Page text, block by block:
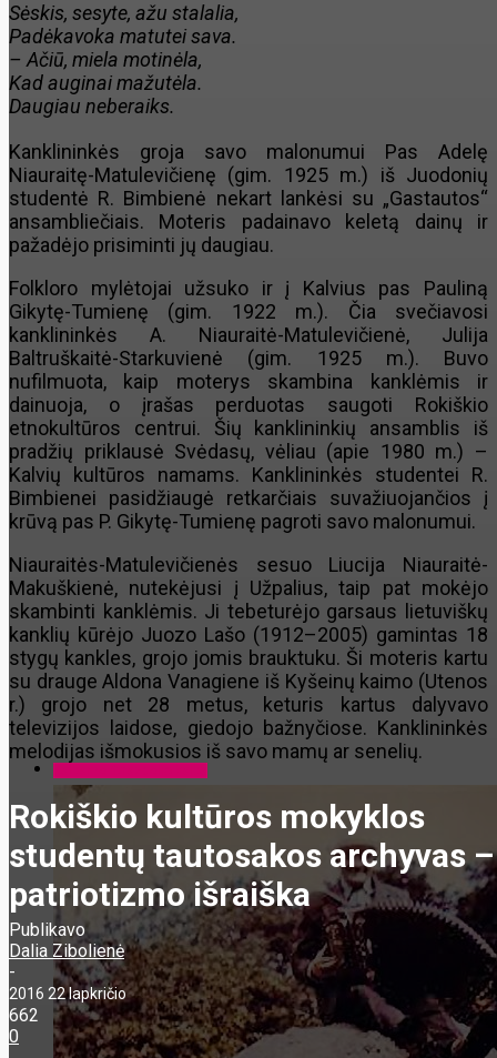
Rokiškio kultūros mokyklos
studentų tautosakos archyvas –
patriotizmo išraiška
Publikavo
Dalia Zibolienė
-
2016 22 lapkričio
662
0
Sėskis, sesyte, ažu stalalia,
Padėkavoka matutei sava.
– Ačiū, miela motinėla,
Kad auginai mažutėla.
Daugiau neberaiks.
Kanklininkės groja savo malonumui Pas Adelę
Niauraitę-Matulevičienę (gim. 1925 m.) iš Juodonių
studentė R. Bimbienė nekart lankėsi su „Gastautos“
ansambliečiais. Moteris padainavo keletą dainų ir
pažadėjo prisiminti jų daugiau.
Folkloro mylėtojai užsuko ir į Kalvius pas Pauliną
Gikytę-Tumienę (gim. 1922 m.). Čia svečiavosi
kanklininkės A. Niauraitė-Matulevičienė, Julija
Baltruškaitė-Starkuvienė (gim. 1925 m.). Buvo
nufilmuota, kaip moterys skambina kanklėmis ir
dainuoja, o įrašas perduotas saugoti Rokiškio
etnokultūros centrui. Šių kanklininkių ansamblis iš
pradžių priklausė Svėdasų, vėliau (apie 1980 m.) –
Kalvių kultūros namams. Kanklininkės studentei R.
Bimbienei pasidžiaugė retkarčiais suvažiuojančios į
krūvą pas P. Gikytę-Tumienę pagroti savo malonumui.
Niauraitės-Matulevičienės sesuo Liucija Niauraitė-
Makuškienė, nutekėjusi į Užpalius, taip pat mokėjo
skambinti kanklėmis. Ji tebeturėjo garsaus lietuviškų
kanklių kūrėjo Juozo Lašo (1912–2005) gamintas 18
stygų kankles, grojo jomis brauktuku. Ši moteris kartu
su drauge Aldona Vanagiene iš Kyšeinų kaimo (Utenos
r.) grojo net 28 metus, keturis kartus dalyvavo
televizijos laidose, giedojo bažnyčiose. Kanklininkės
melodijas išmokusios iš savo mamų ar senelių.